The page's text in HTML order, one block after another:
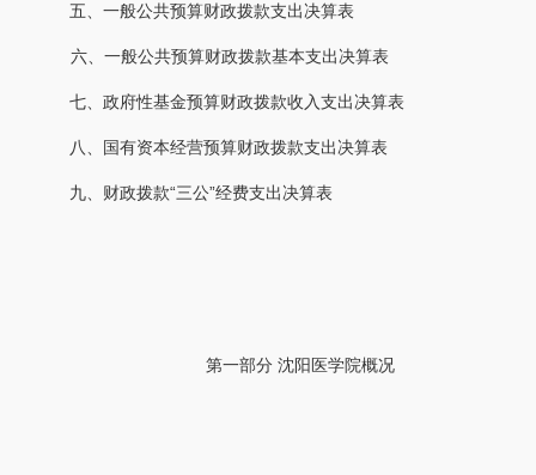
五、一般公共预算财政拨款支出决算表
六、一般公共预算财政拨款基本支出决算表
七、政府性基金预算财政拨款收入支出决算表
八、国有资本经营预算财政拨款支出决算表
九、财政拨款“三公”经费支出决算表
第一部分 沈阳医学院概况